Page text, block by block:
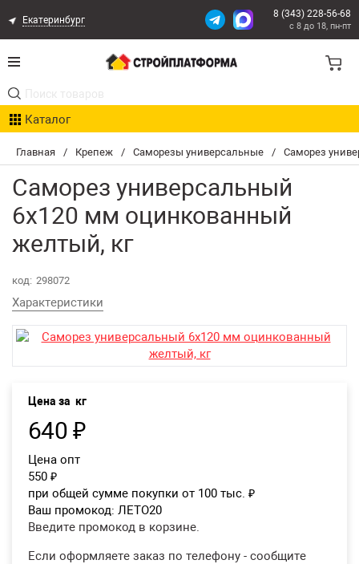
Главная / Крепеж / Саморезы универсальные / Саморез
Саморез универсальный
6х120 мм оцинкованный
желтый, кг
код: 298072
Характеристики
Цена за кг
640 ₽
Цена опт
550 ₽
при общей сумме покупки от 100 тыс. ₽
Ваш промокод: ЛЕТО20
Введите промокод в корзине.
Если оформляете заказ по телефону - сообщите
Екатеринбург
8 (343) 228-56-68
с 8 до 18, пн-пт
Каталог
Акции
Расчет доставки
Организациям
Опыт поставок
Статьи
Контакты
Екатеринбург